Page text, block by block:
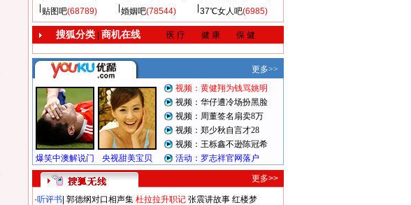
贴图吧(68789) 婚姻吧(78544) 37℃女人吧(6985)
搜狐分类| 商机在线 医 疗 健 康 保 健
更多>>
·听评书 郭德纲对口相声集 杜拉拉升职记 张震讲故事 红楼梦